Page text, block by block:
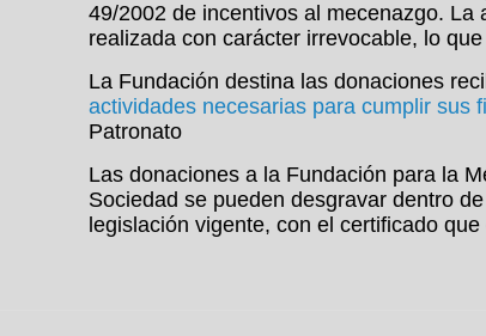
49/2002 de incentivos al mecenazgo. La
realizada con carácter irrevocable, lo
La Fundación destina las donaciones
actividades necesarias para cumplir sus
Patronato
Las donaciones a la Fundación para la
Sociedad se pueden desgravar dentro
legislación vigente, con el certificado